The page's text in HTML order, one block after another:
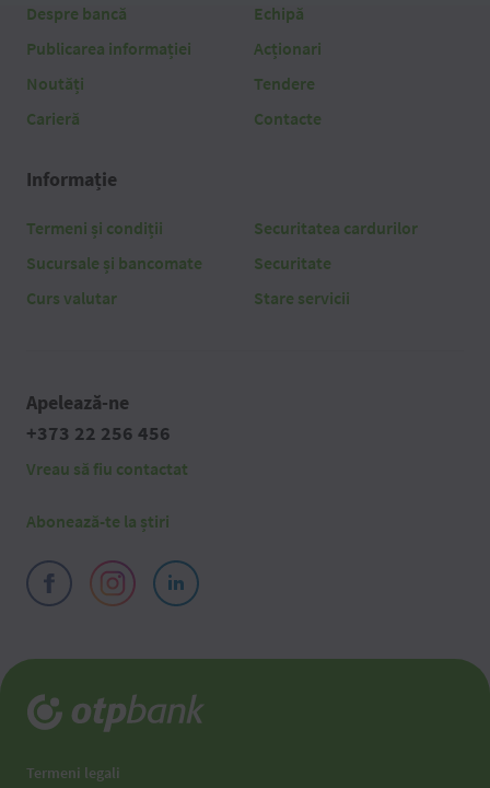
Despre bancă
Publicarea informației
Noutăți
Carieră
Echipă
Acționari
Tendere
Contacte
Informație
Termeni și condiții
Sucursale și bancomate
Curs valutar
Securitatea cardurilor
Securitate
Stare servicii
Apelează-ne
+373 22 256 456
Vreau să fiu contactat
Abonează-te la știri
Termeni legali